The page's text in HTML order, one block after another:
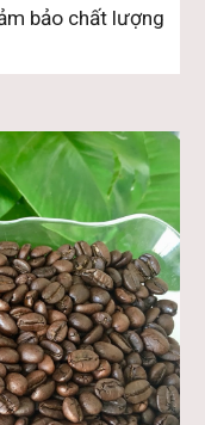
bảo chất lượng